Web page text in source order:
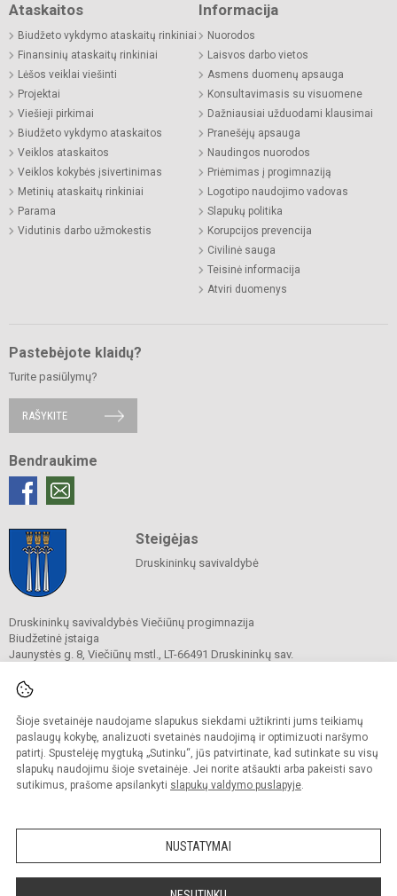
Šioje svetainėje naudojame slapukus siekdami užtikrinti jums teikiamų
paslaugų kokybę, analizuoti svetainės naudojimą ir optimizuoti naršymo
patirtį. Spustelėję mygtuką „Sutinku“, jūs patvirtinate, kad sutinkate su visų
slapukų naudojimu šioje svetainėje. Jei norite atšaukti arba pakeisti savo
sutikimus, prašome apsilankyti slapukų valdymo puslapyje.
NUSTATYMAI
Ataskaitos
Biudžeto vykdymo ataskaitų rinkiniai
Finansinių ataskaitų rinkiniai
Lėšos veiklai viešinti
Projektai
Viešieji pirkimai
Biudžeto vykdymo ataskaitos
Veiklos ataskaitos
Veiklos kokybės įsivertinimas
Metinių ataskaitų rinkiniai
Parama
Vidutinis darbo užmokestis
Informacija
Nuorodos
Laisvos darbo vietos
Asmens duomenų apsauga
Konsultavimasis su visuomene
Dažniausiai užduodami klausimai
Pranešėjų apsauga
Naudingos nuorodos
Priėmimas į progimnaziją
Logotipo naudojimo vadovas
Slapukų politika
Korupcijos prevencija
Civilinė sauga
Teisinė informacija
Atviri duomenys
Pastebėjote klaidų?
Turite pasiūlymų?
RAŠYKITE
Bendraukime
Steigėjas
Druskininkų savivaldybė
Druskininkų savivaldybės Viečiūnų progimnazija
Biudžetinė įstaiga
Jaunystės g. 8, Viečiūnų mstl., LT-66491 Druskininkų sav.
El. p.
Duomenys kaupiami ir saugomi
Juridinių asmenų registre
Įstaigos kodas 190108418
El. pristatymo dėžutės adresas 190108418
Kopijuoti turinį be raštiško progimnazijos sutikimo griežtai draudžiama.
Prieinamumo paraiška Slapukų valdymas